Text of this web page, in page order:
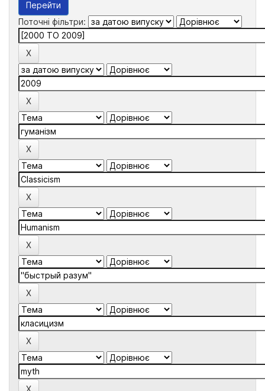
Поточні фільтри: